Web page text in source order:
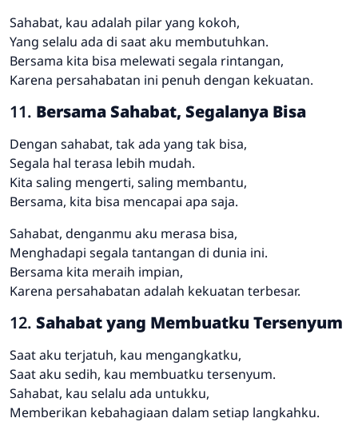
Sahabat, kau adalah pilar yang kokoh,
Yang selalu ada di saat aku membutuhkan.
Bersama kita bisa melewati segala rintangan,
Karena persahabatan ini penuh dengan kekuatan.
11. Bersama Sahabat, Segalanya Bisa
Dengan sahabat, tak ada yang tak bisa,
Segala hal terasa lebih mudah.
Kita saling mengerti, saling membantu,
Bersama, kita bisa mencapai apa saja.
Sahabat, denganmu aku merasa bisa,
Menghadapi segala tantangan di dunia ini.
Bersama kita meraih impian,
Karena persahabatan adalah kekuatan terbesar.
12. Sahabat yang Membuatku Tersenyum
Saat aku terjatuh, kau mengangkatku,
Saat aku sedih, kau membuatku tersenyum.
Sahabat, kau selalu ada untukku,
Memberikan kebahagiaan dalam setiap langkahku.